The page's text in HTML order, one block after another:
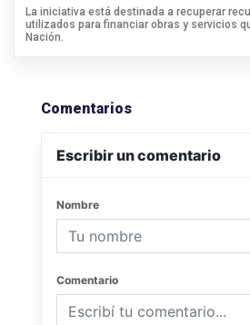
La iniciativa está destinada a recuperar
utilizados para financiar obras y servicios
Nación.
Comentarios
Escribir un comentario
Nombre
Comentario